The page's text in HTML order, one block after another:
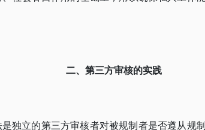
二、第三方审核的实践
独立的第三方审核者对被规制者是否遵从规